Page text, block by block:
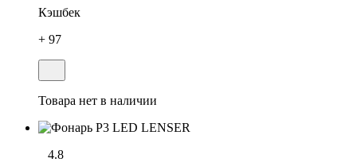
Кэшбек
+ 97
Товара нет в наличии
4.8